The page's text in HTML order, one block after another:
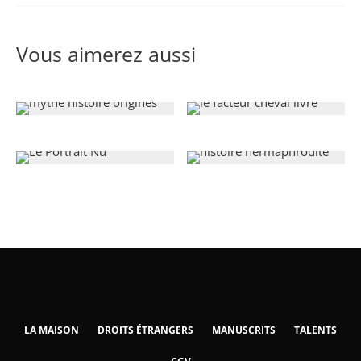
Vous aimerez aussi
LA MAISON DROITS ÉTRANGERS MANUSCRITS TALENTS